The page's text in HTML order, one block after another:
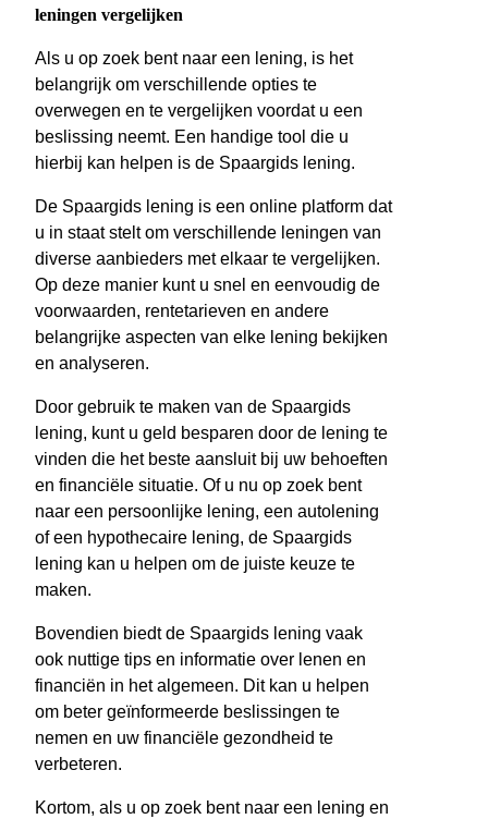
leningen vergelijken
Als u op zoek bent naar een lening, is het
belangrijk om verschillende opties te
overwegen en te vergelijken voordat u een
beslissing neemt. Een handige tool die u
hierbij kan helpen is de Spaargids lening.
De Spaargids lening is een online platform dat
u in staat stelt om verschillende leningen van
diverse aanbieders met elkaar te vergelijken.
Op deze manier kunt u snel en eenvoudig de
voorwaarden, rentetarieven en andere
belangrijke aspecten van elke lening bekijken
en analyseren.
Door gebruik te maken van de Spaargids
lening, kunt u geld besparen door de lening te
vinden die het beste aansluit bij uw behoeften
en financiële situatie. Of u nu op zoek bent
naar een persoonlijke lening, een autolening
of een hypothecaire lening, de Spaargids
lening kan u helpen om de juiste keuze te
maken.
Bovendien biedt de Spaargids lening vaak
ook nuttige tips en informatie over lenen en
financiën in het algemeen. Dit kan u helpen
om beter geïnformeerde beslissingen te
nemen en uw financiële gezondheid te
verbeteren.
Kortom, als u op zoek bent naar een lening en